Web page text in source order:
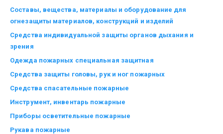
Составы, вещества, материалы и оборудование для
огнезащиты материалов, конструкций и изделий
Средства индивидуальной защиты органов дыхания и
зрения
Одежда пожарных специальная защитная
Средства защиты головы, рук и ног пожарных
Средства спасательные пожарные
Инструмент, инвентарь пожарные
Приборы осветительные пожарные
Рукава пожарные